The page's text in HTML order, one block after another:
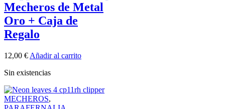
Mecheros de Metal
Oro + Caja de
Regalo
12,00 € Añadir al carrito
Sin existencias
MECHEROS,